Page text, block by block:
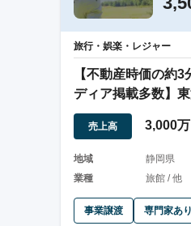
旅行・娯楽・レジャー
【不動産時価の約
ディア掲載多数】
館業
売上高 3,000
地域
静岡県
業種
旅館 / 他
事業譲渡 専門家あり